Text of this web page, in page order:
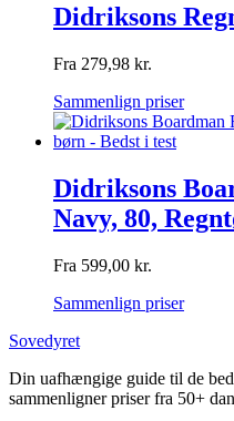
Didriksons
Fra 279,98 kr.
Sammenlign priser
Didriksons
Navy, 80,
Fra 599,00 kr.
Sammenlign priser
Sovedyret
Din uafhængige guide til de
sammenligner priser fra 50+